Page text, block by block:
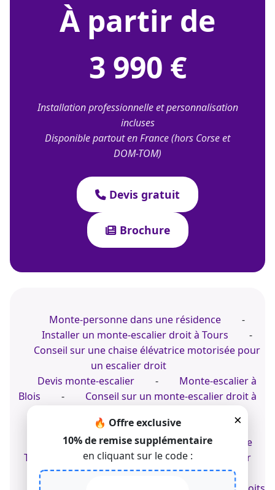
À partir de
3 990 €
Installation professionnelle et personnalisation
incluses
Disponible partout en France (hors Corse et
DOM-TOM)
Devis gratuit
Brochure
×
🔥 Offre exclusive
10% de remise supplémentaire
en cliquant sur le code :
Monte-personne dans une résidence
-
Installer un monte-escalier droit à Tours
-
Conseil sur une chaise élévatrice motorisée pour
un escalier droit
Devis monte-escalier
-
Monte-escalier à
Blois
-
Conseil sur un monte-escalier droit à
Expert de la chaise d'escalier tournant
Conseil sur une chaise monte-escalier dans le
Tarn
Installer un fauteuil sur un escalier
tournant à l'extérieur d'une maison